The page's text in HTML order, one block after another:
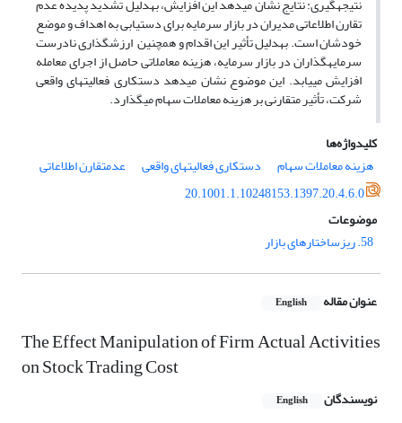
تقارن اطلاعاتی مدیران در بازار سرمایه برای دستیابی به اهداف و موضع
خودشان است. به‎دلیل تأثیر این اقدام و همچنین ارزش‎گذاری نادرست
سرمایه‎گذاران در بازار سرمایه، هزینه معاملاتی حاصل از اجرای معامله
افزایش می‎یابد. این موضوع نشان می‎دهد دستکاری فعالیت‎های واقعی
شرکت، تأثیر متقارنی بر هزینه معاملات سهام می‎گذارد.
کلیدواژه‌ها
هزینه معاملات سهام
دستکاری فعالیت‎های واقعی
عدم‎تقارن اطلاعاتی
20.1001.1.10248153.1397.20.4.6.0
موضوعات
58. ریزساختارهای بازار
عنوان مقاله English
The Effect Manipulation of Firm Actual Activities
on Stock Trading Cost
نویسندگان English